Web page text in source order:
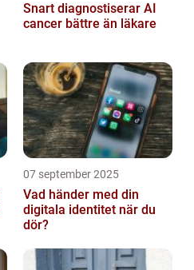
Snart diagnostiserar AI
cancer bättre än läkare
07 september 2025
Vad händer med din
digitala identitet när du
dör?